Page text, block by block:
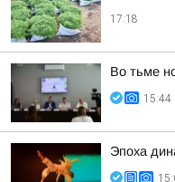
17:18
Во тьме
15:44
Эпоха